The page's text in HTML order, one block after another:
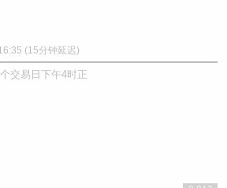
(15分钟延迟)
交易日下午4时正